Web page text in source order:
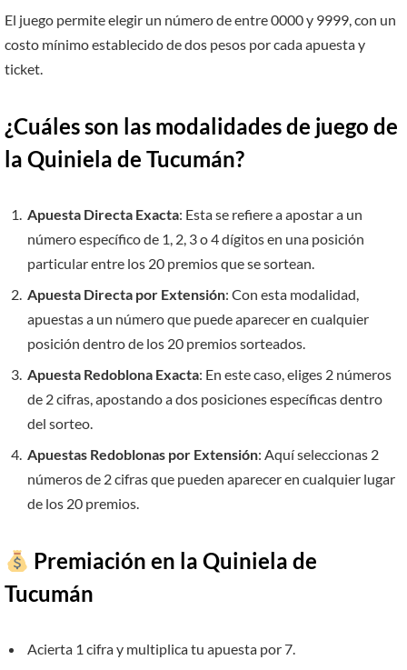
El juego permite elegir un número de entre 0000 y 9999, con un
costo mínimo establecido de dos pesos por cada apuesta y
ticket.
¿Cuáles son las modalidades de juego de
la Quiniela de Tucumán?
Apuesta Directa Exacta: Esta se refiere a apostar a un
número específico de 1, 2, 3 o 4 dígitos en una posición
particular entre los 20 premios que se sortean.
Apuesta Directa por Extensión: Con esta modalidad,
apuestas a un número que puede aparecer en cualquier
posición dentro de los 20 premios sorteados.
Apuesta Redoblona Exacta: En este caso, eliges 2 números
de 2 cifras, apostando a dos posiciones específicas dentro
del sorteo.
Apuestas Redoblonas por Extensión: Aquí seleccionas 2
números de 2 cifras que pueden aparecer en cualquier lugar
de los 20 premios.
Premiación en la Quiniela de
Tucumán
Acierta 1 cifra y multiplica tu apuesta por 7.